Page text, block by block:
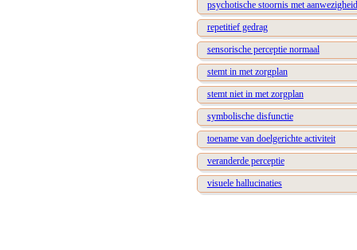
psychotische stoornis met
repetitief gedrag
sensorische perceptie normaal
stemt in met zorgplan
stemt niet in met zorgplan
symbolische disfunctie
toename van doelgerichte activiteit
veranderde perceptie
visuele hallucinaties